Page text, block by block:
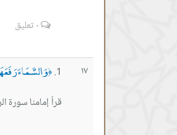
٠تعليق
١٧ ﴿وَالسَّمَاءَ
قرأ إمامنا سورة